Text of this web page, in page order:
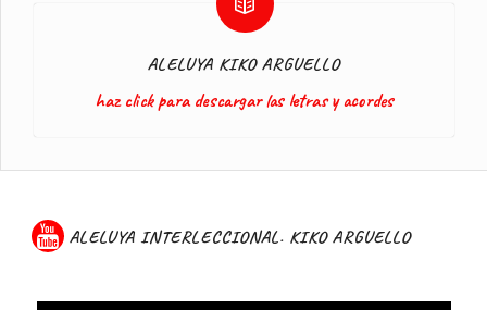
ALELUYA KIKO ARGUELLO
haz click para descargar las letras y acordes
ALELUYA INTERLECCIONAL. KIKO ARGUELLO